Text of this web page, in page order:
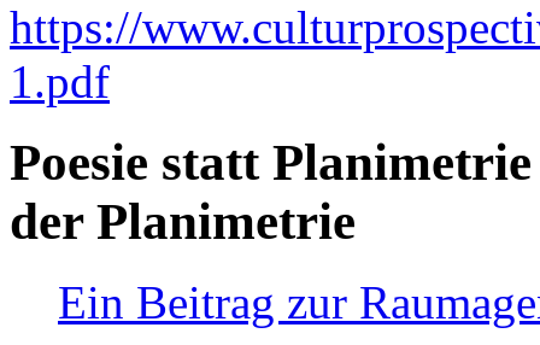
https://
1.pdf
Poesie statt
der Planimetrie
Ein Beitrag zur